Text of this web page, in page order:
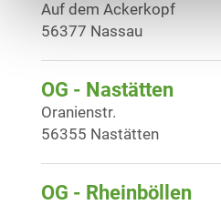
Auf dem Ackerkopf
56377 Nassau
OG - Nastätten
Oranienstr.
56355 Nastätten
OG - Rheinböllen